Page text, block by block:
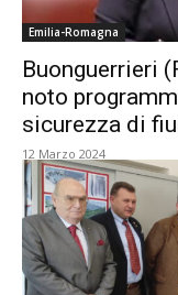
Emilia-Romagna
Buonguerrieri
noto
sicurezza di
12 Marzo 2024